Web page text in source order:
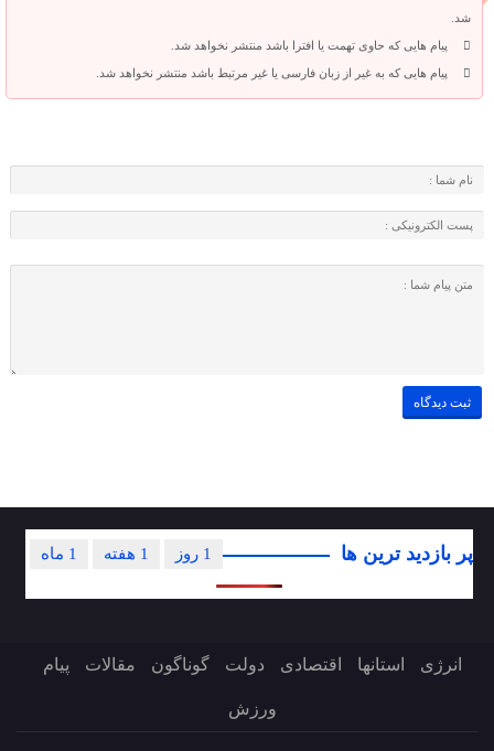
شد.
پیام هایی که حاوی تهمت یا افترا باشد منتشر نخواهد شد.
پیام هایی که به غیر از زبان فارسی یا غیر مرتبط باشد منتشر نخواهد شد.
پر بازدید ترین ها 1 ماه 1 هفته 1 روز
انرژی استانها اقتصادی دولت گوناگون مقالات پیام
ورزش